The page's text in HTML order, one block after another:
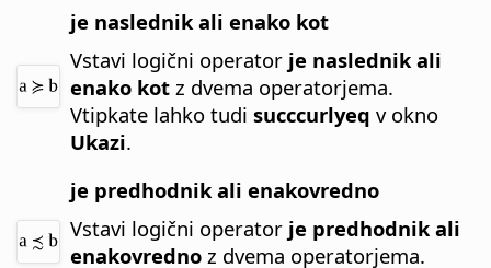
je naslednik ali enako kot
Vstavi logični operator je naslednik ali
enako kot z dvema operatorjema.
Vtipkate lahko tudisucccurlyeq v okno
Ukazi.
je predhodnik ali enakovredno
Vstavi logični operator je predhodnik ali
enakovredno z dvema operatorjema.